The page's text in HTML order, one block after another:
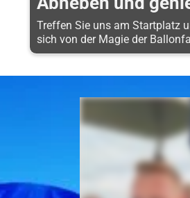
Treffen Sie uns am Startplatz
sich von der Magie der